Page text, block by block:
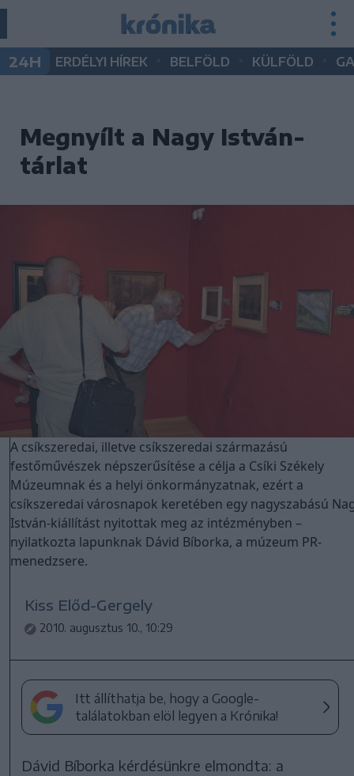
24H ERDÉLYI HÍREK BELFÖLD KÜLFÖLD
Megnyílt a Nagy István-
tárlat
A csíkszeredai, illetve csíkszeredai származású
festőművészek népszerűsítése a célja a Csíki Székely
Múzeumnak és a helyi önkormányzatnak, ezért a
csíkszeredai városnapok keretében egy nagyszabású
István-kiállítást nyitottak meg az intézményben –
nyilatkozta lapunknak Dávid Bíborka, a múzeum PR-
menedzsere.
Kiss Előd-Gergely
2010. augusztus 10., 10:29
Itt állíthatja be, hogy a Google-
találatokban elöl legyen a Krónika!
Dávid Bíborka kérdésünkre elmondta: a